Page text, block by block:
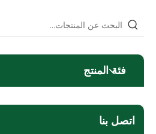
فئة المنتج
اتصل بنا